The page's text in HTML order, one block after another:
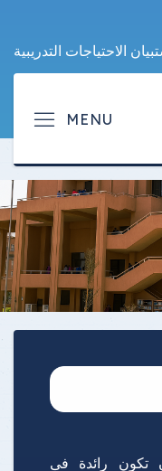
الاحتياجات التدريبية
تكون رائدة فى